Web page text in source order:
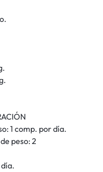
1 comp. por día.
peso: 2